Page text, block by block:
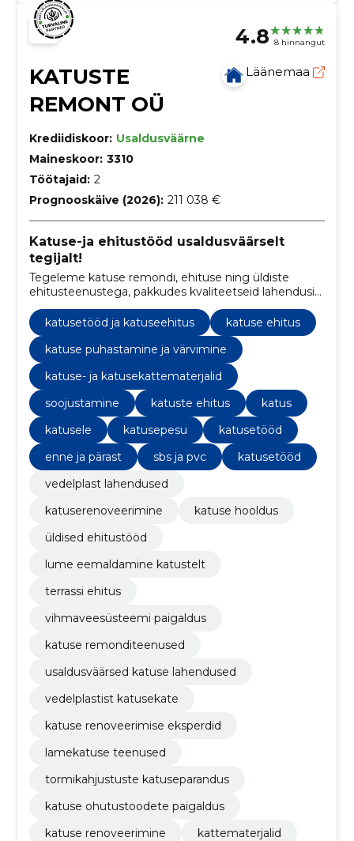
4.8 8 hinnangut
KATUSTE
REMONT OÜ
Läänemaa
Krediidiskoor: Usaldusväärne
Maineskoor: 3310
Töötajaid: 2
Prognooskäive (2026): 211 038 €
Katuse-ja ehitustööd usaldusväärselt
tegijalt!
Tegeleme katuse remondi, ehituse ning üldiste
ehitusteenustega, pakkudes kvaliteetseid lahendusi
katusetööd ja katuseehitus
katuse ehitus
katuse puhastamine ja värvimine
katuse- ja katusekattematerjalid
soojustamine
katuste ehitus
katus
katusele
katusepesu
katusetööd
enne ja pärast
sbs ja pvc
katusetööd
vedelplast lahendused
katuserenoveerimine
katuse hooldus
üldised ehitustööd
lume eemaldamine katustelt
terrassi ehitus
vihmaveesüsteemi paigaldus
katuse remonditeenused
usaldusväärsed katuse lahendused
vedelplastist katusekate
katuse renoveerimise eksperdid
lamekatuse teenused
tormikahjustuste katuseparandus
katuse ohutustoodete paigaldus
katuse renoveerimine
kattematerjalid